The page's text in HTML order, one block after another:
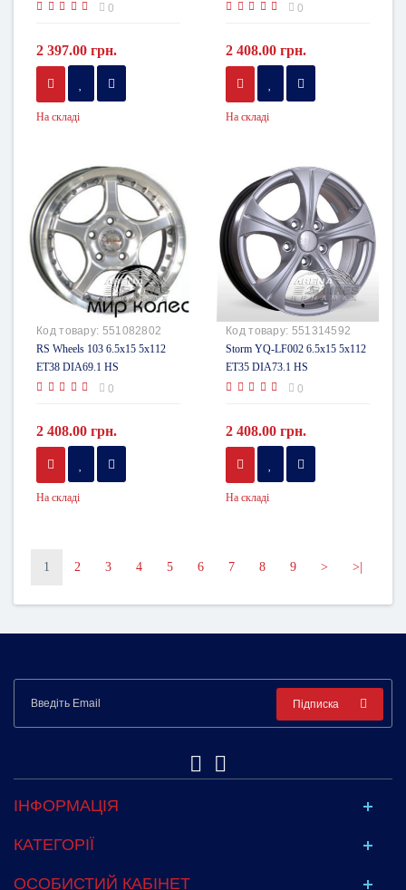
0
2 397.00 грн.
На складі
0
2 408.00 грн.
На складі
Код товару: 551082802
RS Wheels 103 6.5x15 5x112
ET38 DIA69.1 HS
0
2 408.00 грн.
На складі
Код товару: 551314592
Storm YQ-LF002 6.5x15 5x112
ET35 DIA73.1 HS
0
2 408.00 грн.
На складі
1 2 3 4 5 6 7 8 9 > >|
Підписка
ІНФОРМАЦІЯ
КАТЕГОРІЇ
ОСОБИСТИЙ КАБІНЕТ